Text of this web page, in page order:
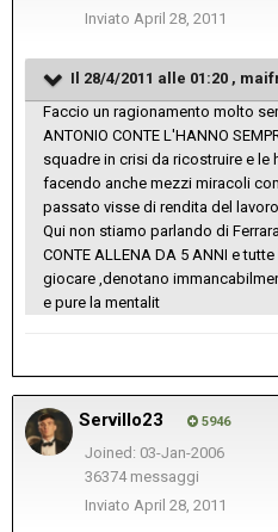
Inviato April 28, 2011
Il 28/4/2011 alle 01:20 ,
Faccio un ragionamento molto
ANTONIO CONTE L'HANNO
squadre in crisi da ricostruire e le
facendo anche mezzi miracoli
passato visse di rendita del
Qui non stiamo parlando di
CONTE ALLENA DA 5 ANNI e
giocare ,denotano
e pure la mentalit
Servillo23 5946
Joined: 03-Jan-2006
36374 messaggi
Inviato April 28, 2011